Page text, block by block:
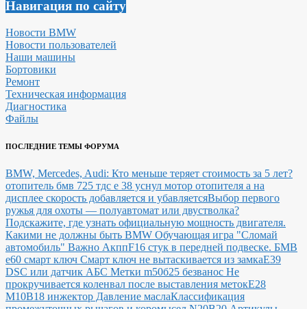
Навигация по сайту
Новости BMW
Новости пользователей
Наши машины
Бортовики
Ремонт
Техническая информация
Диагностика
Файлы
ПОСЛЕДНИЕ ТЕМЫ ФОРУМА
BMW, Mercedes, Audi: Кто меньше теряет стоимость за 5 лет?
отопитель бмв 725 тдс е 38 уснул мотор отопителя а на
дисплее скорость добавляется и убавляетсяВыбор первого
ружья для охоты — полуавтомат или двустволка?
Подскажите, где узнать официальную мощность двигателя.
Какими не должны быть BMW Обучающая игра "Сломай
автомобиль" Важно АкппF16 стук в передней подвеске. БМВ
е60 смарт ключ Смарт ключ не вытаскивается из замкаE39
DSC или датчик АБС Метки m50б25 безванос Не
прокручивается коленвал после выставления метокЕ28
М10В18 инжектор Давление маслаКлассификация